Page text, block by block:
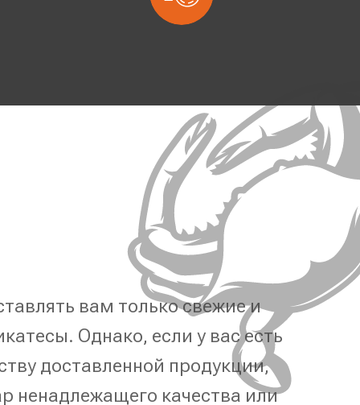
вам только свежие и
Однако, если у вас есть
доставленной продукции,
ненадлежащего качества или